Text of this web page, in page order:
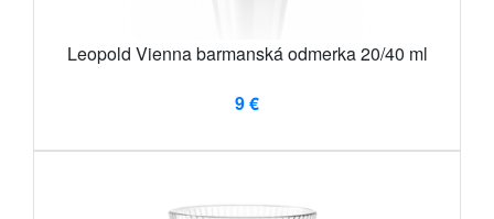
Leopold Vienna barmanská odmerka 20/40 ml
9 €